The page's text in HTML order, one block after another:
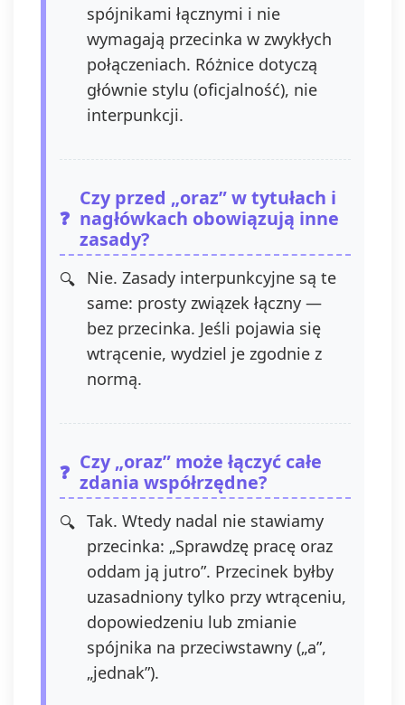
spójnikami łącznymi i nie
wymagają przecinka w zwykłych
połączeniach. Różnice dotyczą
głównie stylu (oficjalność), nie
interpunkcji.
Czy przed „oraz” w tytułach i
nagłówkach obowiązują inne
zasady?
Nie. Zasady interpunkcyjne są te
same: prosty związek łączny —
bez przecinka. Jeśli pojawia się
wtrącenie, wydziel je zgodnie z
normą.
Czy „oraz” może łączyć całe
zdania współrzędne?
Tak. Wtedy nadal nie stawiamy
przecinka: „Sprawdzę pracę oraz
oddam ją jutro”. Przecinek byłby
uzasadniony tylko przy wtrąceniu,
dopowiedzeniu lub zmianie
spójnika na przeciwstawny („a”,
„jednak”).